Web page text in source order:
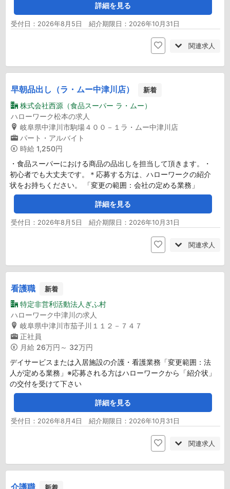
詳細を見る
受付日：2026年8月5日 紹介期限日：2026年10月31日
関連求人
早朝品出し（ラ・ムー中津川店） 新着
株式会社西源（食品スーパー ラ・ムー）
ハローワーク松本の求人
岐阜県中津川市駒場４００－１ラ・ムー中津川店
パート・アルバイト
時給 1,250円
・食品スーパーにおける商品の品出しを担当して頂きます。・
初心者でも大丈夫です。＊応募する方は、ハローワークの紹介
状をお持ちください。 「変更の範囲：会社の定める業務」
詳細を見る
受付日：2026年8月5日 紹介期限日：2026年10月31日
関連求人
看護職 新着
特定非営利活動法人ぎふ村
ハローワーク中津川の求人
岐阜県中津川市茄子川１１２－７４７
正社員
月給 26万円～ 32万円
デイサービスまたは入居施設の介護・看護業務「変更範囲：法
人が定める業務」※応募される方はハローワークから「紹介状」
の交付を受けて下さい
詳細を見る
受付日：2026年8月4日 紹介期限日：2026年10月31日
関連求人
介護職